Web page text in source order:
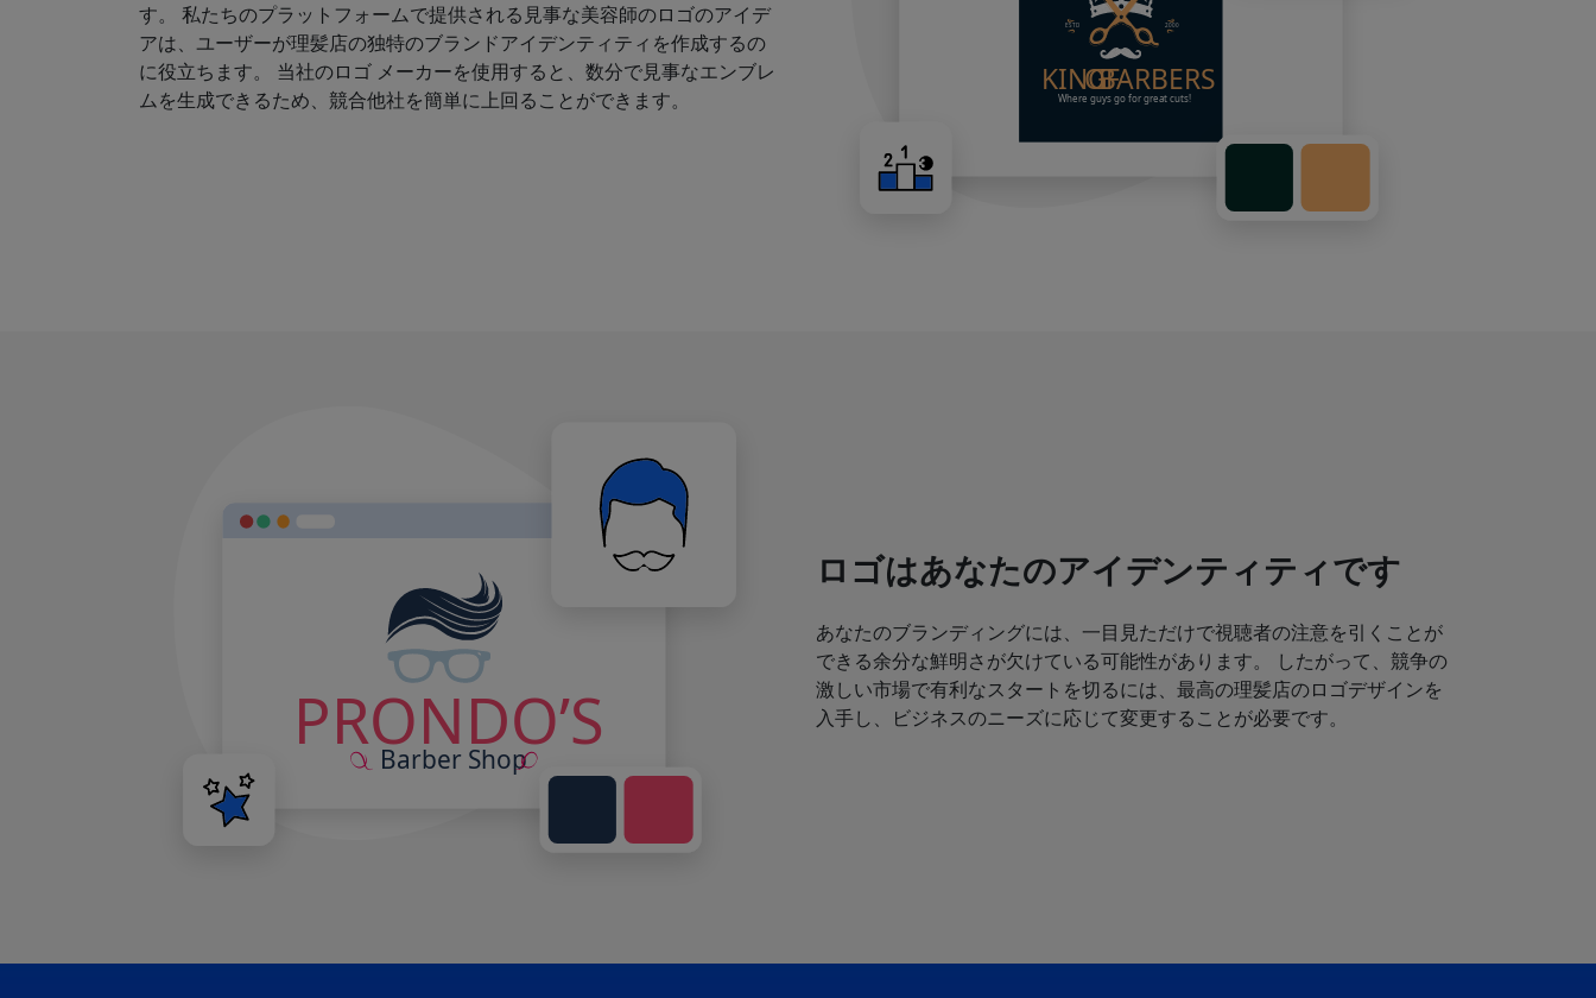
す。 私たちのプラットフォームで提供される見事な美容師のロゴのアイデ
アは、ユーザーが理髪店の独特のブランドアイデンティティを作成するの
に役立ちます。 当社のロゴ メーカーを使用すると、数分で見事なエンブレ
ムを生成できるため、競合他社を簡単に上回ることができます。
ロゴはあなたのアイデンティティです
あなたのブランディングには、一目見ただけで視聴者の注意を引くことが
できる余分な鮮明さが欠けている可能性があります。 したがって、競争の
激しい市場で有利なスタートを切るには、最高の理髪店のロゴデザインを
入手し、ビジネスのニーズに応じて変更することが必要です。